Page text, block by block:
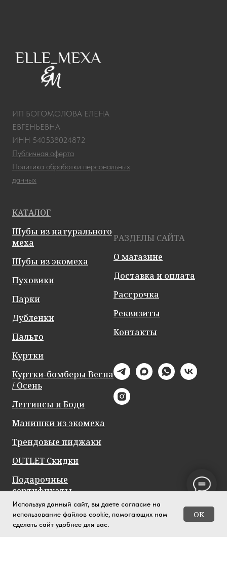
Используя данный сайт, вы даете согласие на
использование файлов cookie, помогающих нам
сделать сайт удобнее для вас.
OK
ИП БОГОМОЛОВА ЕЛЕНА
ЕВГЕНЬЕВНА
ИНН 540538024872
Публичная оферта
Политика обработки персональных
данных
КАТАЛОГ
Шубы из натурального
меха
Шубы из экомеха
Пуховики
Парки
Дубленки
Пальто
Куртки
Куртки-бомберы Весна
/ Осень
Леггинсы и Боди
Манишки из экомеха
Трендовые пиджаки
OUTLET Скидки
Подарочные
сертификаты
РАЗДЕЛЫ САЙТА
О магазине
Доставка и оплата
Рассрочка
Реквизиты
Контакты